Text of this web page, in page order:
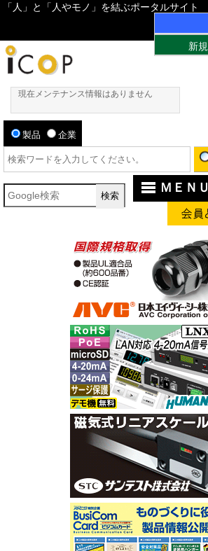
「人」と「人やモノ」を結ぶポータルサイト
新
現在メンテナンス情報はありません
製品 企業
ＭＥＮＵ